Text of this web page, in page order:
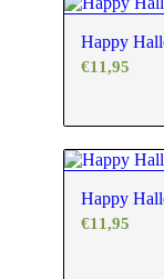
Happy
€11,95
Happy
€11,95